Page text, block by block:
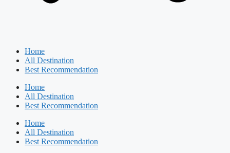
Home
All Destination
Best Recommendation
Home
All Destination
Best Recommendation
Home
All Destination
Best Recommendation